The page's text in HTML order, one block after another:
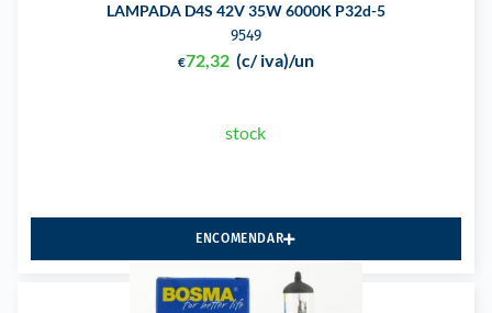
LAMPADA D4S 42V 35W 6000K P32d-5
9549
€72,32 (c/ iva)/un
stock
ENCOMENDAR